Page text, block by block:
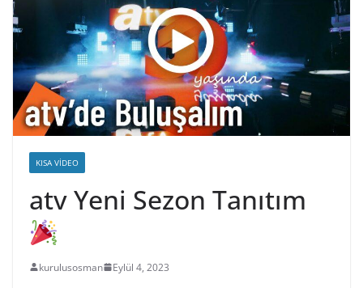
KISA VIDEO
atv Yeni Sezon Tanıtım
kurulusosman Eylül 4, 2023